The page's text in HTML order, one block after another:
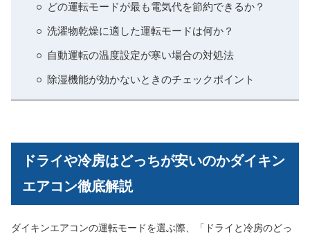
どの運転モードが最も電気代を節約できるか？
洗濯物乾燥に適した運転モードは何か？
自動運転の温度設定が寒い場合の対処法
除湿機能が効かないときのチェックポイント
ドライや冷房はどっちが安いのかダイキン
エアコン徹底解説
ダイキンエアコンの運転モードを選ぶ際、「ドライと冷房のどっ